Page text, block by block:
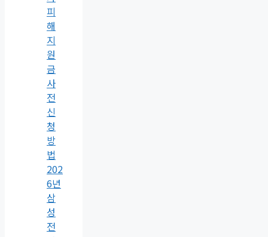
피
해
지
원
금
사
전
신
청
방
법
202
6년
삼
성
전